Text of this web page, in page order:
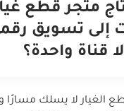
متجر قطع
إلى تسويق
قناة واحدة؟
الغيار لا يسلك مسارًا